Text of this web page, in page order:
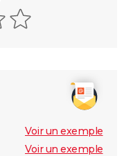
Voir un exemple
Voir un exemple